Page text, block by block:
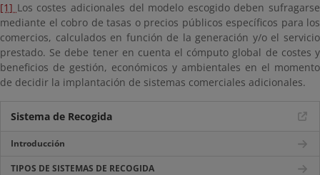
[1] Los costes adicionales del modelo escogido deben sufragarse
mediante el cobro de tasas o precios públicos específicos para los
comercios, calculados en función de la generación y/o el servicio
prestado. Se debe tener en cuenta el cómputo global de costes y
beneficios de gestión, económicos y ambientales en el momento
de decidir la implantación de sistemas comerciales adicionales.
Sistema de Recogida
Introducción
TIPOS DE SISTEMAS DE RECOGIDA